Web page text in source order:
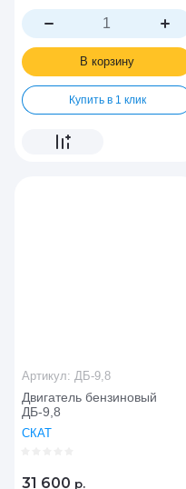
В корзину
Купить в 1 клик
Двигатель бензиновый
ДБ-9,8
СКАТ
Артикул: ДБ-9,8
31 600 р.